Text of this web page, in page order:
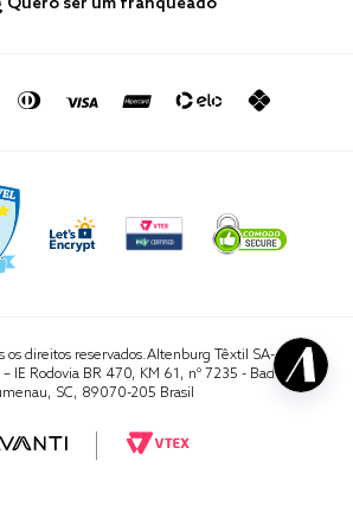
Quero ser um franqueado
direitos reservados.Altenburg Têxtil SA- CNPJ
Rodovia BR 470, KM 61, nº 7235 - Badenfurt,
SC, 89070-205 Brasil